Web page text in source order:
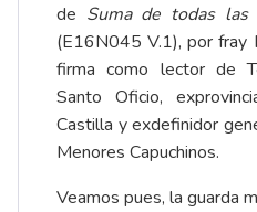
de Suma de todas las
(E16N045 V.1), por fray
firma como lector de
Santo Oficio,
Castilla y exdefinidor
Menores Capuchinos.
Veamos pues, la guarda